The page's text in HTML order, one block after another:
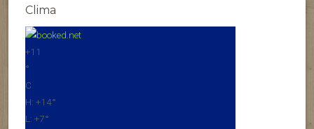
Clima
+11
°
C
H: +14°
L: +7°